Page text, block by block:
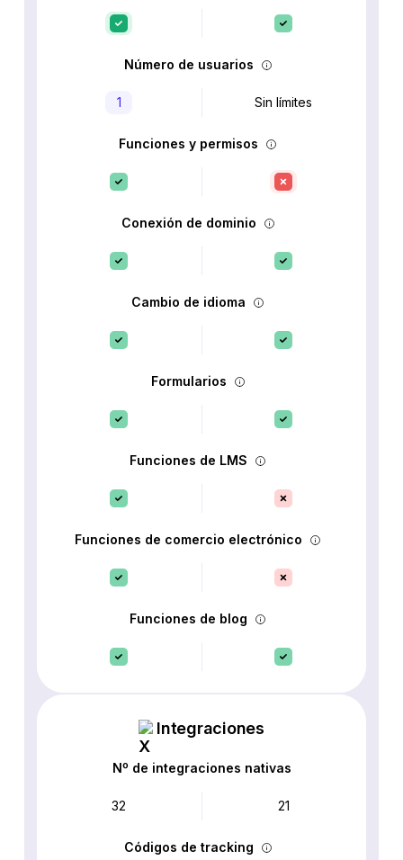
Número de usuarios
1 Sin límites
Funciones y permisos
Conexión de dominio
Cambio de idioma
Formularios
Funciones de LMS
Funciones de comercio electrónico
Funciones de blog
Integraciones
Nº de integraciones nativas
32 21
Códigos de tracking